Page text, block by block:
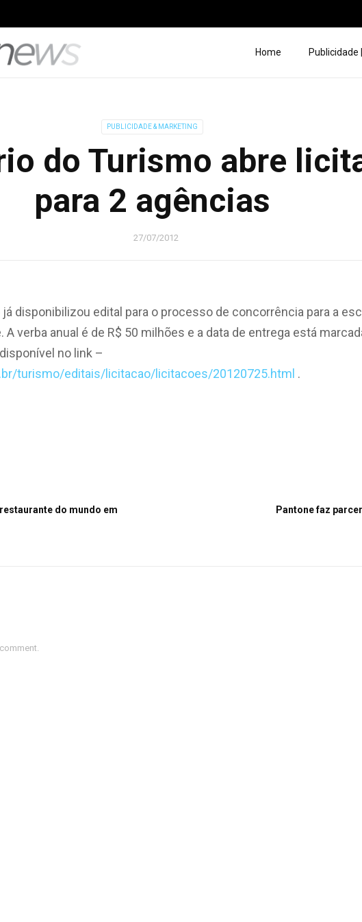
Home Publicidade
PUBLICIDADE & MARKETING
do Turismo abre
para 2 agências
27/07/2012
disponibilizou edital para o processo de concorrência para a
verba anual é de R$ 50 milhões e a data de entrega está
no link –
turismo/editais/licitacao/licitacoes/20120725.html .
do mundo em
Pantone faz